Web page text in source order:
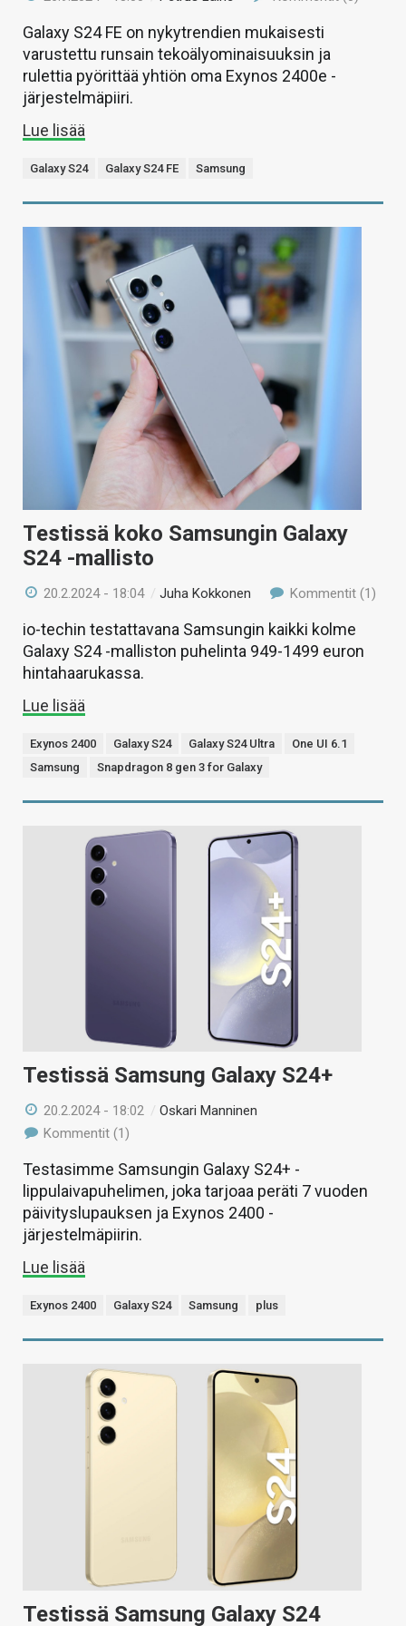
Galaxy S24 FE on nykytrendien mukaisesti
varustettu runsain tekoälyominaisuuksin ja
rulettia pyörittää yhtiön oma Exynos 2400e -
järjestelmäpiiri.
Lue lisää
Galaxy S24 Galaxy S24 FE Samsung
Testissä koko Samsungin Galaxy
S24 -mallisto
20.2.2024 - 18:04 /Juha Kokkonen Kommentit (1)
io-techin testattavana Samsungin kaikki kolme
Galaxy S24 -malliston puhelinta 949-1499 euron
hintahaarukassa.
Lue lisää
Exynos 2400 Galaxy S24 Galaxy S24 Ultra
One UI 6.1
Samsung
Snapdragon 8 gen 3 for Galaxy
Testissä Samsung Galaxy S24+
20.2.2024 - 18:02 /Oskari Manninen
Kommentit (1)
Testasimme Samsungin Galaxy S24+ -
lippulaivapuhelimen, joka tarjoaa peräti 7 vuoden
päivityslupauksen ja Exynos 2400 -
järjestelmäpiirin.
Lue lisää
Exynos 2400 Galaxy S24 Samsung plus
Testissä Samsung Galaxy S24